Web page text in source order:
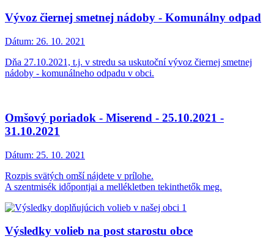
Vývoz čiernej smetnej nádoby - Komunálny odpad
Dátum: 26. 10. 2021
Dňa 27.10.2021, t.j. v stredu sa uskutoční vývoz čiernej smetnej
nádoby - komunálneho odpadu v obci.
Omšový poriadok - Miserend - 25.10.2021 -
31.10.2021
Dátum: 25. 10. 2021
Rozpis svätých omší nájdete v prílohe.
A szentmisék időpontjai a mellékletben tekinthetők meg.
Výsledky volieb na post starostu obce